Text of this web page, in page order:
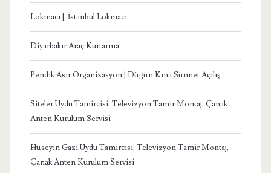
Lokmacı | İstanbul Lokmacı
Diyarbakır Araç Kurtarma
Pendik Asır Organizasyon | Düğün Kına Sünnet Açılış
Siteler Uydu Tamircisi, Televizyon Tamir Montaj, Çanak
Anten Kurulum Servisi
Hüseyin Gazi Uydu Tamircisi, Televizyon Tamir Montaj,
Çanak Anten Kurulum Servisi